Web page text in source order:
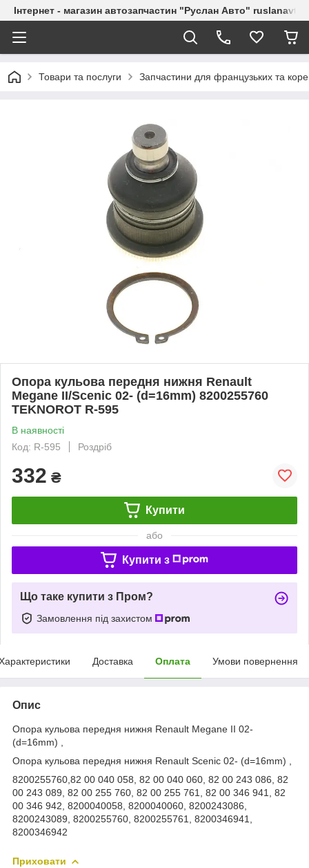
Інтернет - магазин автозапчастин "Руслан Авто"
Товари та послуги Запчастини для французьких та
Опора кульова передня нижня Renault
Megane II/Scenic 02- (d=16mm) 8200255760
TEKNOROT R-595
В наявності
Код: R-595
Роздріб
332 ₴
Купити
або
Купити з
Що таке купити з Пром?
Замовлення під захистом
Доставка Оплата Умови повернення
Опис
Опора кульова передня нижня Renault Megane II 02-
(d=16mm) ,
Опора кульова передня нижня Renault Scenic 02- (d=16mm) ,
8200255760,82 00 040 058, 82 00 040 060, 82 00 243 086, 82
00 243 089, 82 00 255 760, 82 00 255 761, 82 00 346 941, 82
00 346 942, 8200040058, 8200040060, 8200243086,
8200243089, 8200255760, 8200255761, 8200346941,
8200346942
Приховати